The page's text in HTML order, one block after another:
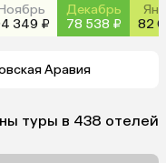
349 ₽
Декабрь
78 538 ₽
82
Аравия
туры в 438 отелей